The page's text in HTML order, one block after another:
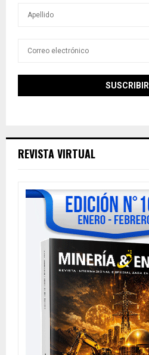
REVISTA VIRTUAL